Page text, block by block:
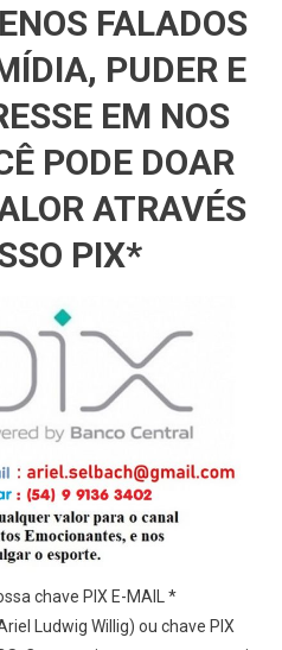
FALADOS
PUDER E
EM NOS
PODE DOAR
ATRAVÉS
PIX*
chave PIX E-MAIL *
Ludwig Willig) ou chave PIX